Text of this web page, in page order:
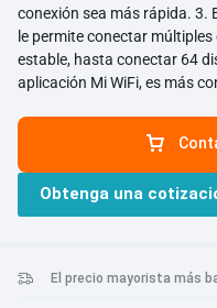
conexión sea más rápida. 3.
le permite conectar
estable, hasta conectar 64
aplicación Mi WiFi, es más
total, 300Mbps en 2,4G y
Obtenga una
El precio mayorista más